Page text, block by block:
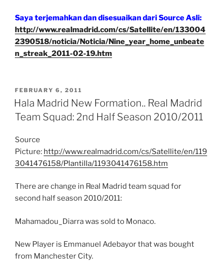
Saya terjemahkan dan disesuaikan dari Source Asli:
http://www.realmadrid.com/cs/Satellite/en/133004
2390518/noticia/Noticia/Nine_year_home_unbeate
n_streak_2011-02-19.htm
POSTED
ON
FEBRUARY 6, 2011
Hala Madrid New Formation.. Real Madrid
Team Squad: 2nd Half Season 2010/2011
Source
Picture: http://www.realmadrid.com/cs/Satellite/en/119
3041476158/Plantilla/1193041476158.htm
There are change in Real Madrid team squad for
second half season 2010/2011:
Mahamadou_Diarra was sold to Monaco.
New Player is Emmanuel Adebayor that was bought
from Manchester City.